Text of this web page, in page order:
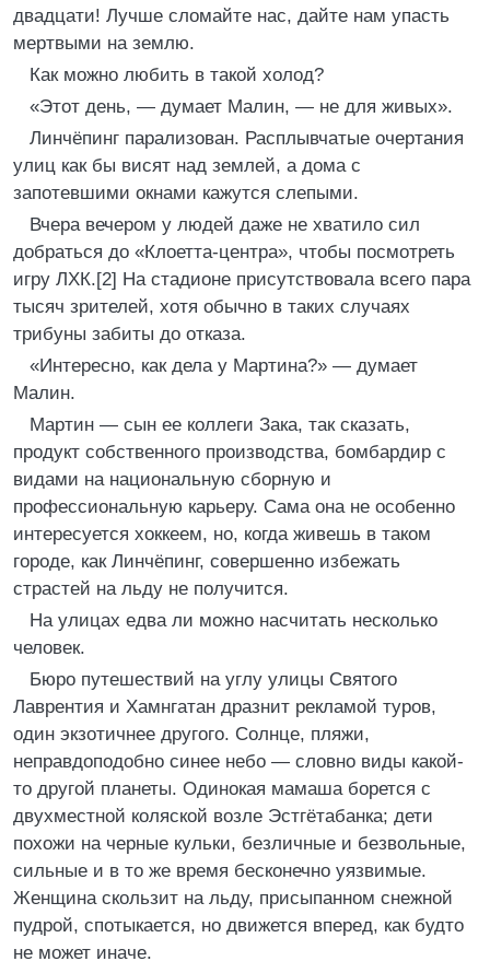
двадцати! Лучше сломайте нас, дайте нам упасть
мертвыми на землю.
Как можно любить в такой холод?
«Этот день, — думает Малин, — не для живых».
Линчёпинг парализован. Расплывчатые очертания
улиц как бы висят над землей, а дома с
запотевшими окнами кажутся слепыми.
Вчера вечером у людей даже не хватило сил
добраться до «Клоетта-центра», чтобы посмотреть
игру ЛХК.[2] На стадионе присутствовала всего пара
тысяч зрителей, хотя обычно в таких случаях
трибуны забиты до отказа.
«Интересно, как дела у Мартина?» — думает
Малин.
Мартин — сын ее коллеги Зака, так сказать,
продукт собственного производства, бомбардир с
видами на национальную сборную и
профессиональную карьеру. Сама она не особенно
интересуется хоккеем, но, когда живешь в таком
городе, как Линчёпинг, совершенно избежать
страстей на льду не получится.
На улицах едва ли можно насчитать несколько
человек.
Бюро путешествий на углу улицы Святого
Лаврентия и Хамнгатан дразнит рекламой туров,
один экзотичнее другого. Солнце, пляжи,
неправдоподобно синее небо — словно виды какой-
то другой планеты. Одинокая мамаша борется с
двухместной коляской возле Эстгётабанка; дети
похожи на черные кульки, безличные и безвольные,
сильные и в то же время бесконечно уязвимые.
Женщина скользит на льду, присыпанном снежной
пудрой, спотыкается, но движется вперед, как будто
не может иначе.